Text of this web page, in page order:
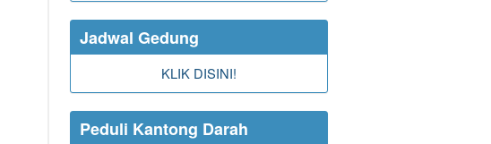
Jadwal Gedung
KLIK DISINI!
Peduli Kantong Darah